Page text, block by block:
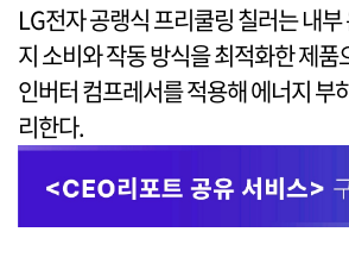
LG전자 공랭식 프리쿨링 칠러는 내
지 소비와 작동 방식을 최적화한 제
인버터 컴프레서를 적용해 에너지 부
리한다.